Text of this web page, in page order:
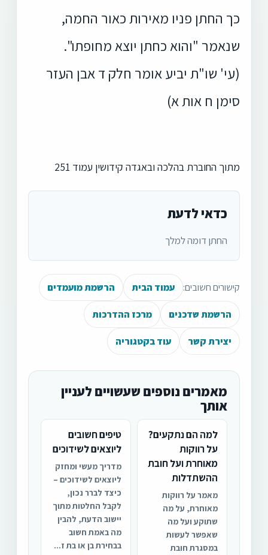
כך החתן פניו מאירות כאור החמה,
שנאמר "והוא כחתן יוצא מחופתו".
(עי' שו"ת יביע אומר חלק ד אבן העזר
סימן ח אות א)
מתוך החוברת בהלכה ובאגדה קידושין עמוד 251
כדאי לדעת
החתן דומה למלך
קישורים חשובים: עמוד הבית הרשמת מועמדים
הרשמת שדכנים מרכז ההדרכות
יצירת קשר עוד בקטגוריה
מאמרים נוספים שעשויים לעניין
אותך
למה הם נתקעים?
על רווקות
מאוחרת ועל חובת
ההשתדלות
מאמר על רווקות
מאוחרת, על מה
שתוקע ועל מה
שאפשר לעשות
במסגרת חובת
טיפים חשובים
ליוצאים לשידוכים
מדריך מעשי ומחזק
ליוצאים לשידוכים –
כיצד לברר נכון,
לקבל החלטות מתוך
יישוב הדעת, להבין
מה באמת חשוב
בבחירת בן או בת ז...